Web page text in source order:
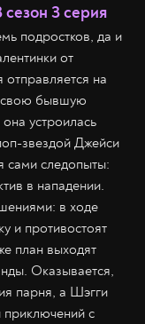
3 серия
подростков, да и
от
на
свою бывшую
устроилась
звездой Джейси
следопыты:
в нападении.
в ходе
и противостоят
план выходят
Оказывается,
парня, а Шэгги
с